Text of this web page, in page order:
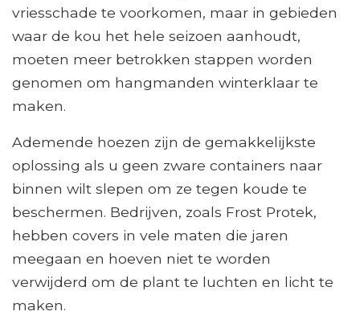
vriesschade te voorkomen, maar in gebieden
waar de kou het hele seizoen aanhoudt,
moeten meer betrokken stappen worden
genomen om hangmanden winterklaar te
maken.
Ademende hoezen zijn de gemakkelijkste
oplossing als u geen zware containers naar
binnen wilt slepen om ze tegen koude te
beschermen. Bedrijven, zoals Frost Protek,
hebben covers in vele maten die jaren
meegaan en hoeven niet te worden
verwijderd om de plant te luchten en licht te
maken.